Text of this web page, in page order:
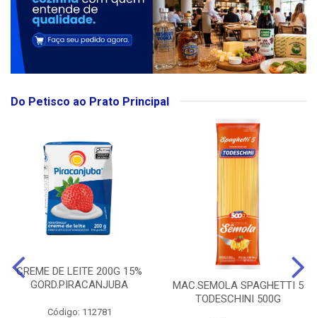
Do Petisco ao Prato Principal
CREME DE LEITE 200G 15%
GORD.PIRACANJUBA
Código: 112781
MAC.SEMOLA SPAGHETTI 5
TODESCHINI 500G